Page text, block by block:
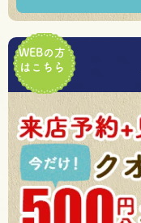
WEBの方
はこちら